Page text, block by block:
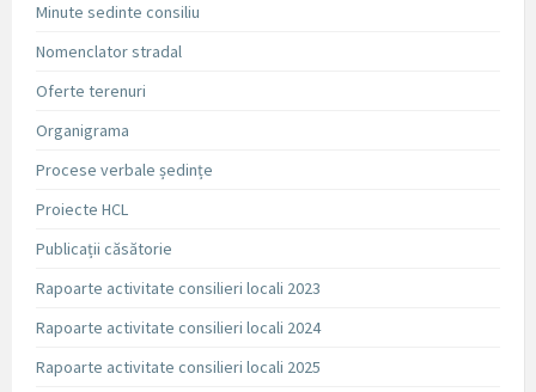
Minute sedinte consiliu
Nomenclator stradal
Oferte terenuri
Organigrama
Procese verbale ședințe
Proiecte HCL
Publicații căsătorie
Rapoarte activitate consilieri locali 2023
Rapoarte activitate consilieri locali 2024
Rapoarte activitate consilieri locali 2025